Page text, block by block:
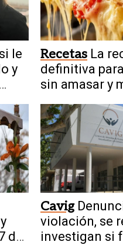
le
y
Recetas La
definitiva
sin amasar y
de
Cavig
violación, se
investigan si